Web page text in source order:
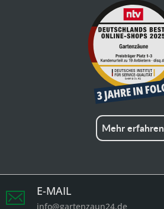
Mehr erfahren
E-MAIL
info@gartenzaun24.de